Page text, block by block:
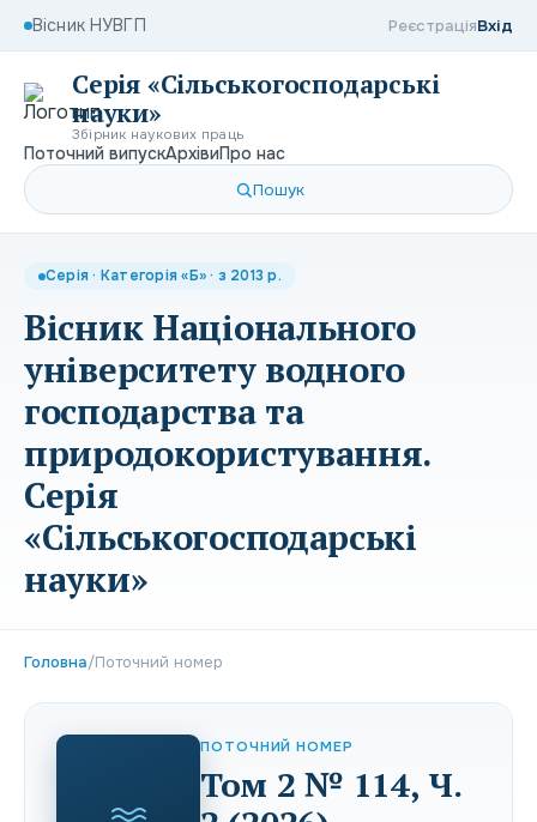
Вісник НУВГП РеєстраціяВхід
Серія «Сільськогосподарські
науки»
Збірник наукових праць
Поточний випускАрхівиПро нас
Пошук
Серія · Категорія «Б» · з 2013 р.
Вісник Національного
університету водного
господарства та
природокористування.
Серія
«Сільськогосподарські
науки»
Головна/Поточний номер
ПОТОЧНИЙ НОМЕР
Том 2 № 114, Ч.